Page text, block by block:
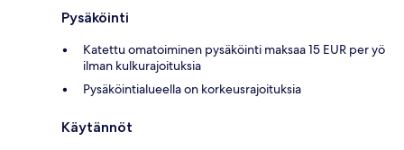
Pysäköinti
Katettu omatoiminen pysäköinti maksaa 15 EUR per yö
ilman kulkurajoituksia
Pysäköintialueella on korkeusrajoituksia
Käytännöt